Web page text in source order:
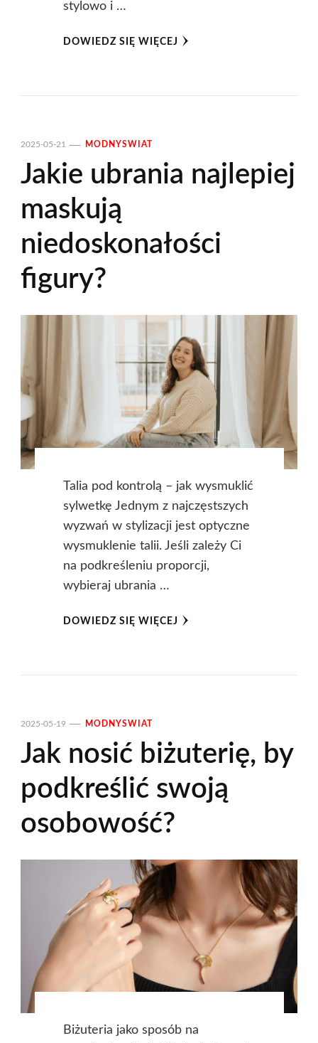
stylowo i …
DOWIEDZ SIĘ WIĘCEJ
2025-05-21 MODNYSWIAT
Jakie ubrania najlepiej
maskują
niedoskonałości
figury?
Talia pod kontrolą – jak wysmuklić
sylwetkę Jednym z najczęstszych
wyzwań w stylizacji jest optyczne
wysmuklenie talii. Jeśli zależy Ci
na podkreśleniu proporcji,
wybieraj ubrania …
DOWIEDZ SIĘ WIĘCEJ
2025-05-19 MODNYSWIAT
Jak nosić biżuterię, by
podkreślić swoją
osobowość?
Biżuteria jako sposób na